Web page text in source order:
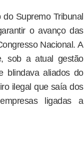
Supremo Tribunal
o avanço das
Nacional. A
sob a atual gestão
blindava aliados do
ilegal que saía dos
ligadas a